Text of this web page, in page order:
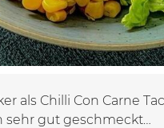
als Chilli Con Carne
sehr gut geschmeckt…